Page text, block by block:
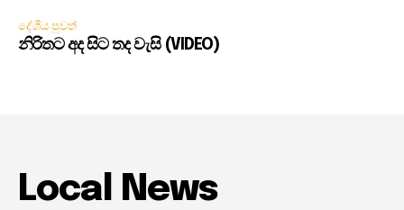
දේශීය පුවත්
නිරිතට අද සිට තද වැසි (VIDEO)
Local News